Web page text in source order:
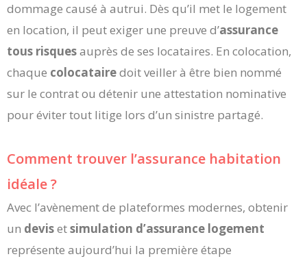
dommage causé à autrui. Dès qu’il met le logement
en location, il peut exiger une preuve d’assurance
tous risquesauprès de ses locataires. En colocation,
chaque colocatairedoit veiller à être bien nommé
sur le contrat ou détenir une attestation nominative
pour éviter tout litige lors d’un sinistre partagé.
Comment trouver l’assurance habitation
idéale ?
Avec l’avènement de plateformes modernes, obtenir
un devisetsimulation d’assurance logement
représente aujourd’hui la première étape